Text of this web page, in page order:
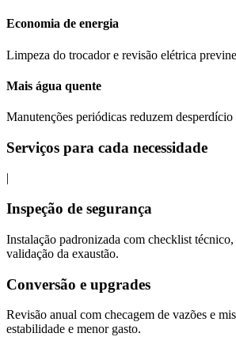
Economia de energia
Limpeza do trocador e revisão elétrica
Mais água quente
Manutenções periódicas reduzem desperdício
Serviços para cada necessidade
Inspeção de segurança
Instalação padronizada com checklist técnico,
validação da exaustão.
Conversão e upgrades
Revisão anual com checagem de vazões e
estabilidade e menor gasto.